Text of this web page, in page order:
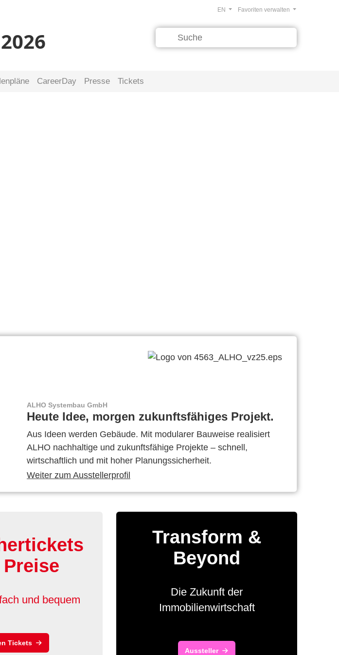
Favoriten verwalten
EN
CareerDay Presse Tickets
ALHO Systembau GmbH
Heute Idee, morgen zukunftsfähiges Projekt.
Aus Ideen werden Gebäude. Mit modularer Bauweise realisiert
ALHO nachhaltige und zukunftsfähige Projekte – schnell,
wirtschaftlich und mit hoher Planungssicherheit.
Weiter zum Ausstellerprofil
und bequem
Tickets
Transform &
Beyond
Die Zukunft der
Immobilienwirtschaft
Aussteller